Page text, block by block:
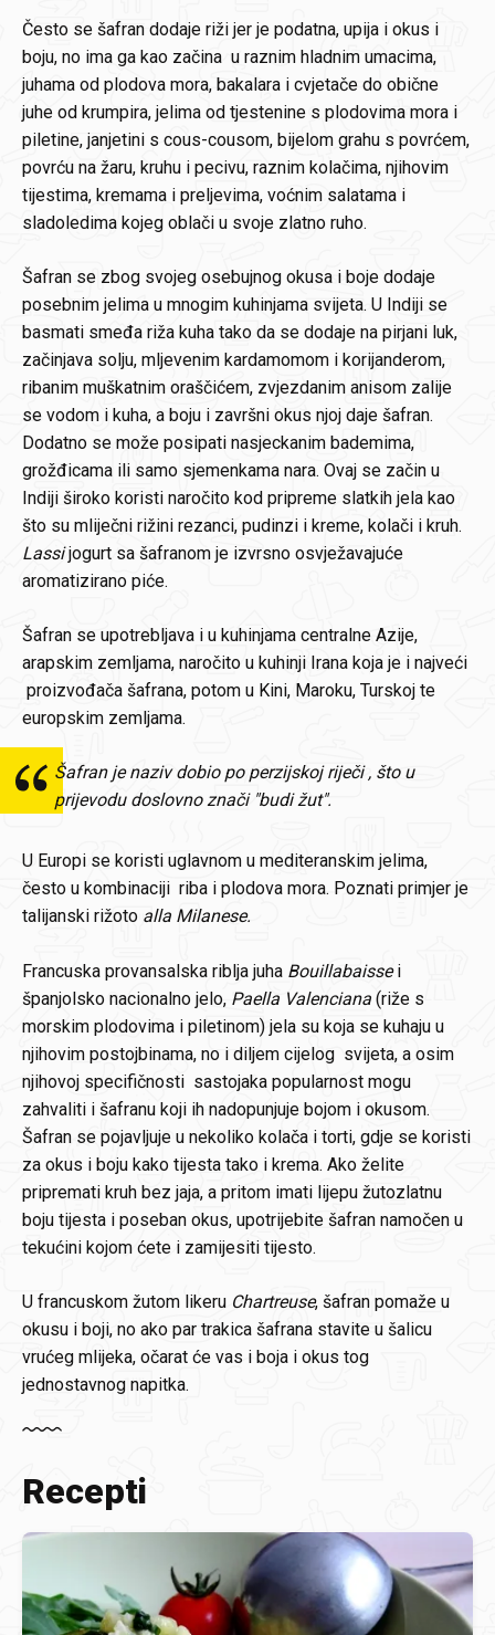
Često se šafran dodaje riži jer je podatna, upija i okus i
boju, no ima ga kao začina u raznim hladnim umacima,
juhama od plodova mora, bakalara i cvjetače do obične
juhe od krumpira, jelima od tjestenine s plodovima mora i
piletine, janjetini s cous-cousom, bijelom grahu s povrćem,
povrću na žaru, kruhu i pecivu, raznim kolačima, njihovim
tijestima, kremama i preljevima, voćnim salatama i
sladoledima kojeg oblači u svoje zlatno ruho.
Šafran se zbog svojeg osebujnog okusa i boje dodaje
posebnim jelima u mnogim kuhinjama svijeta. U Indiji se
basmati smeđa riža kuha tako da se dodaje na pirjani luk,
začinjava solju, mljevenim kardamomom i korijanderom,
ribanim muškatnim oraščićem, zvjezdanim anisom zalije
se vodom i kuha, a boju i završni okus njoj daje šafran.
Dodatno se može posipati nasjeckanim bademima,
grožđicama ili samo sjemenkama nara. Ovaj se začin u
Indiji široko koristi naročito kod pripreme slatkih jela kao
što su mliječni rižini rezanci, pudinzi i kreme, kolači i kruh.
Lassijogurt sa šafranom je izvrsno osvježavajuće
aromatizirano piće.
Šafran se upotrebljava i u kuhinjama centralne Azije,
arapskim zemljama, naročito u kuhinji Irana koja je i najveći
proizvođača šafrana, potom u Kini, Maroku, Turskoj te
europskim zemljama.
Šafran je naziv dobio po perzijskoj riječi , što u
prijevodu doslovno znači "budi žut".
U Europi se koristi uglavnom u mediteranskim jelima,
često u kombinaciji riba i plodova mora. Poznati primjer je
talijanski rižoto alla Milanese.
Francuska provansalska riblja juha Bouillabaissei
španjolsko nacionalno jelo, Paella Valenciana (riže s
morskim plodovima i piletinom) jela su koja se kuhaju u
njihovim postojbinama, no i diljem cijelog svijeta, a osim
njihovoj specifičnosti sastojaka popularnost mogu
zahvaliti i šafranu koji ih nadopunjuje bojom i okusom.
Šafran se pojavljuje u nekoliko kolača i torti, gdje se koristi
za okus i boju kako tijesta tako i krema. Ako želite
pripremati kruh bez jaja, a pritom imati lijepu žutozlatnu
boju tijesta i poseban okus, upotrijebite šafran namočen u
tekućini kojom ćete i zamijesiti tijesto.
U francuskom žutom likeru Chartreuse, šafran pomaže u
okusu i boji, no ako par trakica šafrana stavite u šalicu
vrućeg mlijeka, očarat će vas i boja i okus tog
jednostavnog napitka.
Recepti